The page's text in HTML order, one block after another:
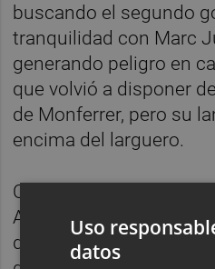
buscando el segundo
tranquilidad con Marc
generando peligro en
que volvió a disponer
de Monferrer, pero su
encima del larguero.
Conforme avanzaba la
Atlètic Lleida
del VCF Mestalla, sin
Uso
datos